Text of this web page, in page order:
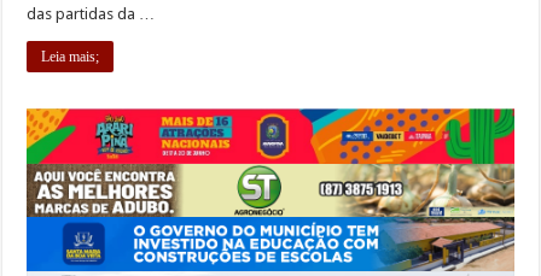
das partidas da …
Leia mais;